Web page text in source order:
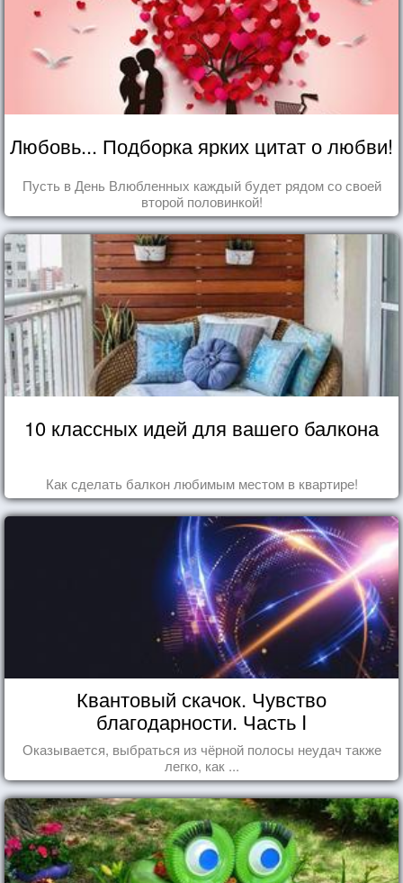
Любовь... Подборка ярких цитат о любви!
Пусть в День Влюбленных каждый будет рядом со своей
второй половинкой!
10 классных идей для вашего балкона
Как сделать балкон любимым местом в квартире!
Квантовый скачок. Чувство
благодарности. Часть I
Оказывается, выбраться из чёрной полосы неудач также
легко, как ...